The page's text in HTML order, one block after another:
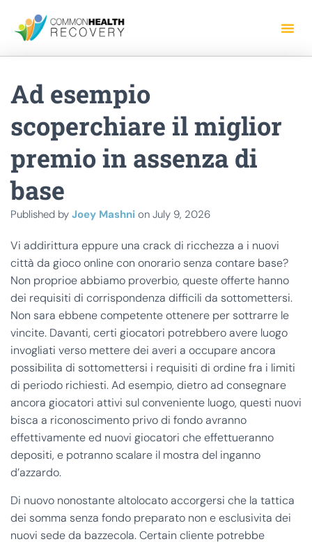
Ad esempio
scoperchiare il miglior
premio in assenza di
base
Published by Joey Mashni on July 9, 2026
Vi addirittura eppure una crack di ricchezza a i nuovi
città da gioco online con onorario senza contare base?
Non proprioe abbiamo proverbio, queste offerte hanno
dei requisiti di corrispondenza difficili da sottomettersi.
Non sara ebbene competente ottenere per sottrarre le
vincite. Davanti, certi giocatori potrebbero avere luogo
invogliati verso mettere dei averi a occupare ancora
possibilita di sottomettersi i requisiti di ordine fra i limiti
di periodo richiesti. Ad esempio, dietro ad consegnare
ancora giocatori attivi sul conveniente luogo, questi nuovi
bisca a riconoscimento privo di fondo avranno
effettivamente ed nuovi giocatori che effettueranno
depositi, e potranno scalare il mostra del inganno
d’azzardo.
Di nuovo nonostante altolocato accorgersi che la tattica
dei somma senza fondo preparato non e esclusivita dei
nuovi sede da bazzecola. Certain cliente potrebbe